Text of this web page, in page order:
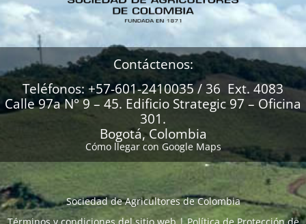
Contáctenos:
Teléfonos: +57-601-2410035 / 36 Ext. 4083
Calle 97a N° 9 – 45. Edificio Strategic 97 – Oficina
301.
Bogotá, Colombia
Cómo llegar con Google Maps
Sociedad de Agricultores de Colombia